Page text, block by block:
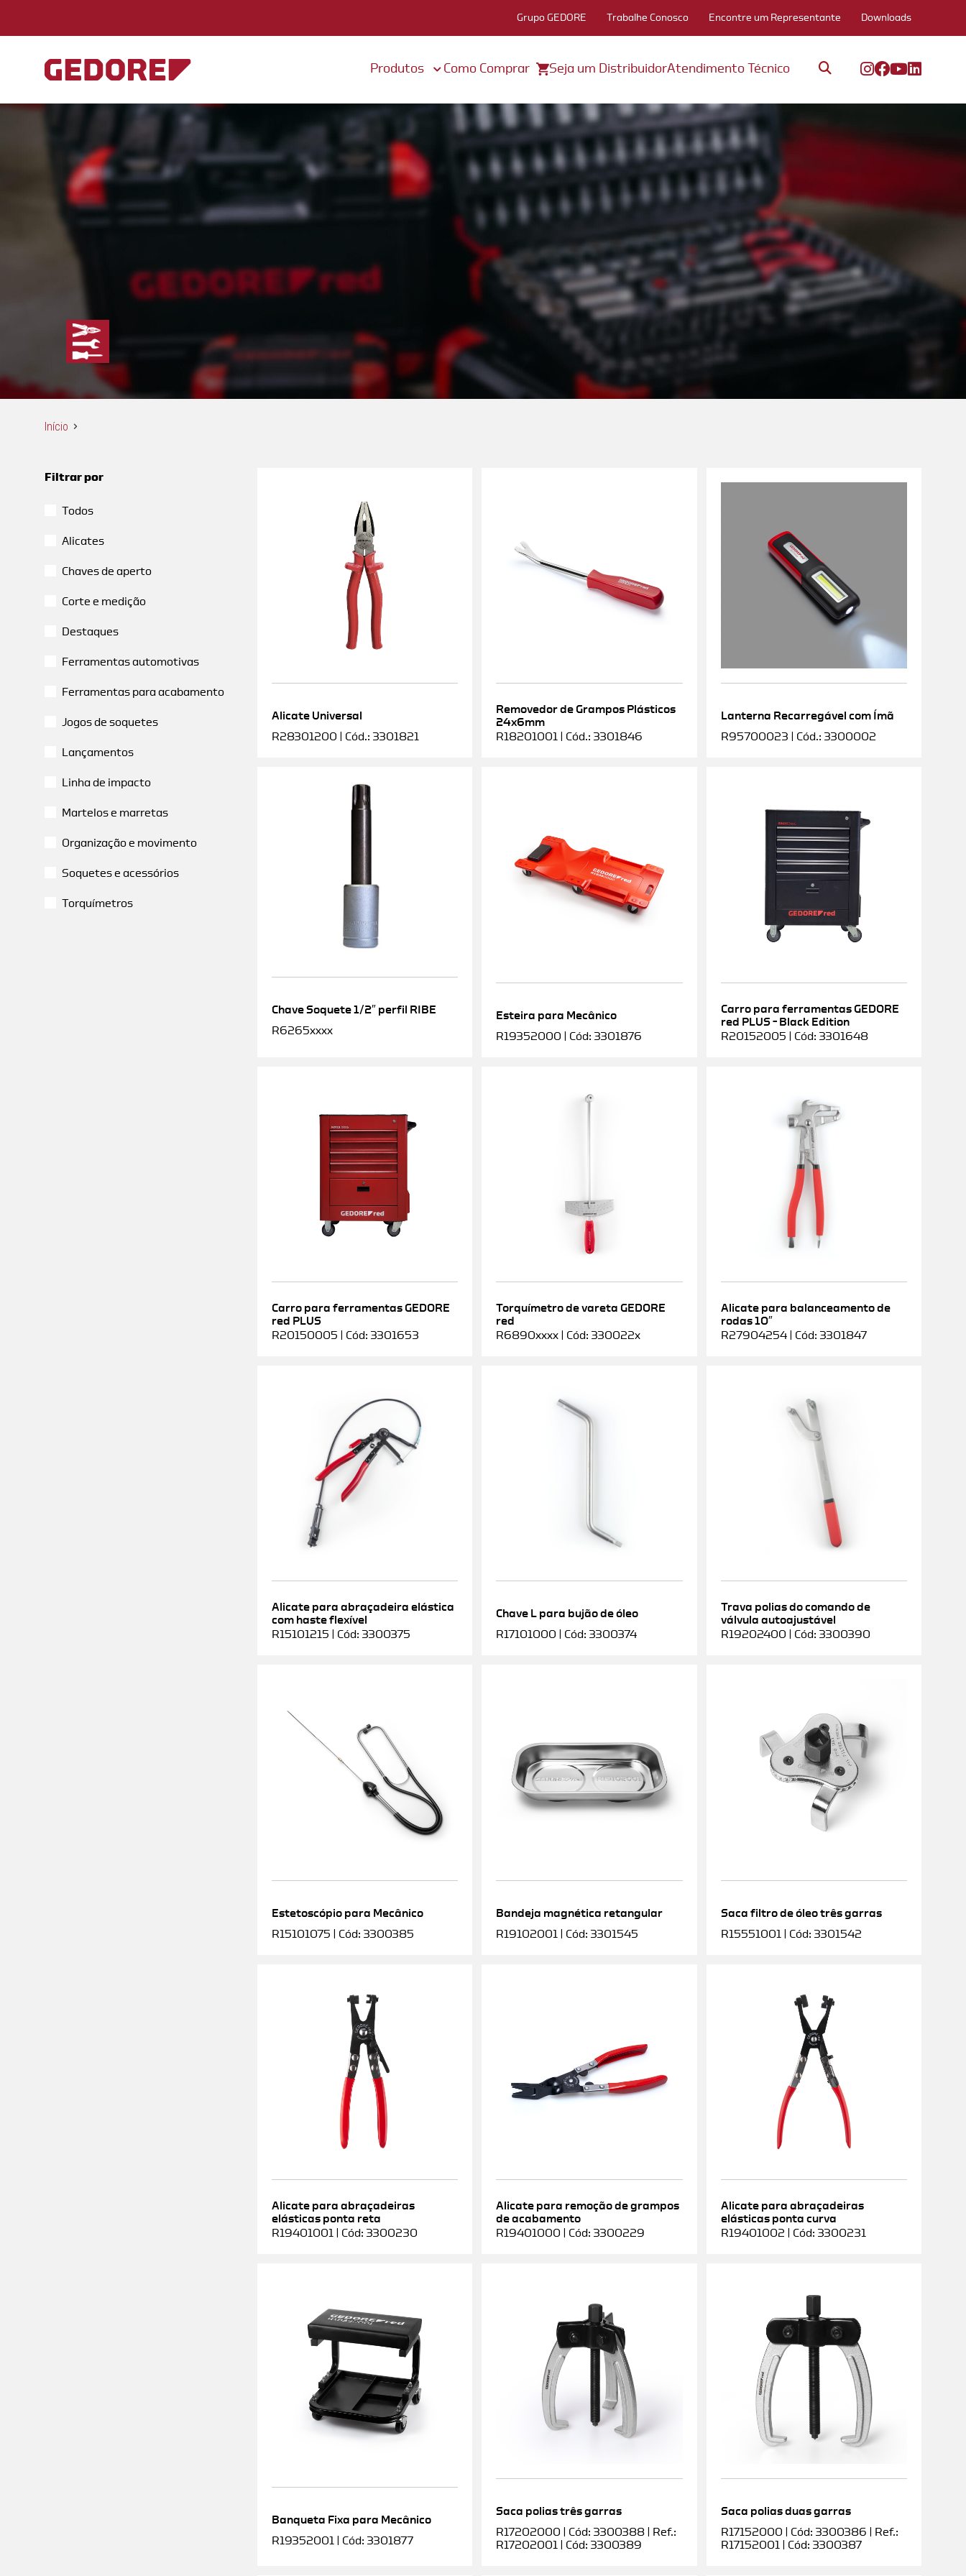
Grupo GEDORE Trabalhe Conosco Encontre um Representante Downloads
Produtos Como Comprar Seja um DistribuidorAtendimento Técnico
Início
Filtrar por
Todos
Alicates
Chaves de aperto
Corte e medição
Destaques
Ferramentas automotivas
Ferramentas para acabamento
Jogos de soquetes
Lançamentos
Linha de impacto
Martelos e marretas
Organização e movimento
Soquetes e acessórios
Torquímetros
Alicate Universal
R28301200 | Cód.: 3301821
Removedor de Grampos Plásticos
24x6mm
R18201001 | Cód.: 3301846
Lanterna Recarregável com Ímã
R95700023 | Cód.: 3300002
Chave Soquete 1/2″ perfil RIBE
R6265xxxx
Esteira para Mecânico
R19352000 | Cód: 3301876
Carro para ferramentas GEDORE
red PLUS – Black Edition
R20152005 | Cód: 3301648
Carro para ferramentas GEDORE
red PLUS
R20150005 | Cód: 3301653
Torquímetro de vareta GEDORE
red
R6890xxxx | Cód: 330022x
Alicate para balanceamento de
rodas 10″
R27904254 | Cód: 3301847
Alicate para abraçadeira elástica
com haste flexível
R15101215 | Cód: 3300375
Chave L para bujão de óleo
R17101000 | Cód: 3300374
Trava polias do comando de
válvula autoajustável
R19202400 | Cód: 3300390
Estetoscópio para Mecânico
R15101075 | Cód: 3300385
Bandeja magnética retangular
R19102001 | Cód: 3301545
Saca filtro de óleo três garras
R15551001 | Cód: 3301542
Alicate para abraçadeiras
elásticas ponta reta
R19401001 | Cód: 3300230
Alicate para remoção de grampos
de acabamento
R19401000 | Cód: 3300229
Alicate para abraçadeiras
elásticas ponta curva
R19401002 | Cód: 3300231
Banqueta Fixa para Mecânico
R19352001 | Cód: 3301877
Saca polias três garras
R17202000 | Cód: 3300388 | Ref.:
R17202001 | Cód: 3300389
Saca polias duas garras
R17152000 | Cód: 3300386 | Ref.:
R17152001 | Cód: 3300387